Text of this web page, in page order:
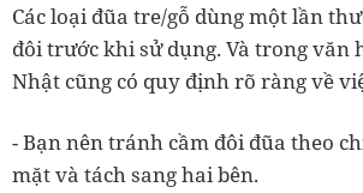
Các loại đũa tre/gỗ dùng một lần
đôi trước khi sử dụng. Và trong văn
Nhật cũng có quy định rõ ràng về
- Bạn nên tránh cầm đôi đũa theo
mặt và tách sang hai bên.